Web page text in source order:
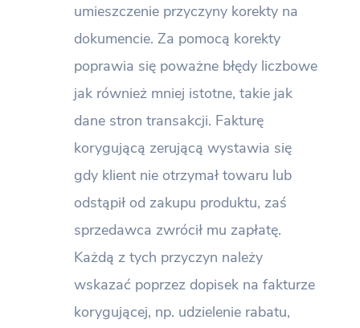
umieszczenie przyczyny korekty na
dokumencie. Za pomocą korekty
poprawia się poważne błędy liczbowe
jak również mniej istotne, takie jak
dane stron transakcji. Fakturę
korygującą zerującą wystawia się
gdy klient nie otrzymał towaru lub
odstąpił od zakupu produktu, zaś
sprzedawca zwrócił mu zapłatę.
Każdą z tych przyczyn należy
wskazać poprzez dopisek na fakturze
korygującej, np. udzielenie rabatu,